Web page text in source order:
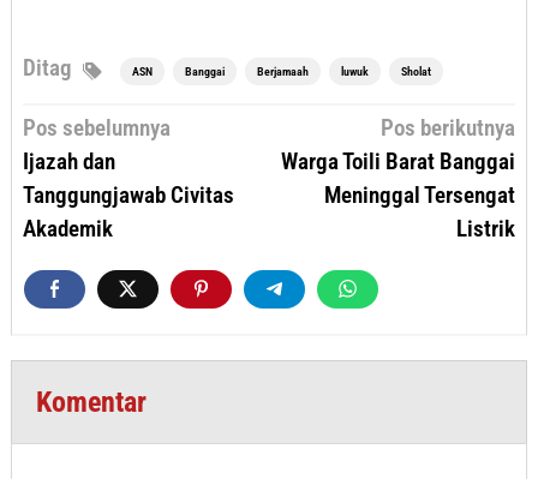
Ditag ASN Banggai Berjamaah luwuk Sholat
Navigasi
pos
Pos sebelumnya
Ijazah dan
Tanggungjawab Civitas
Akademik
Pos berikutnya
Warga Toili Barat Banggai
Meninggal Tersengat
Listrik
Komentar